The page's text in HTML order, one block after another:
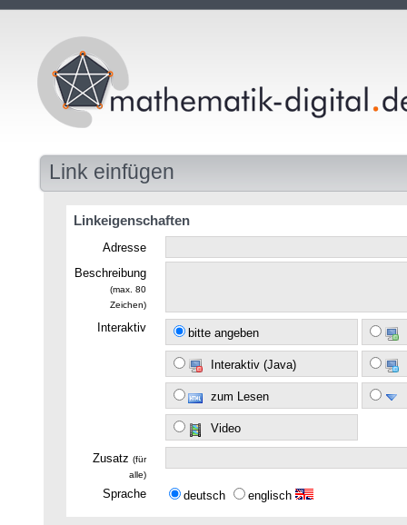
Link einfügen
Linkeigenschaften
Adresse
Beschreibung
(max. 80
Zeichen)
Interaktiv bitte angeben
Interaktiv (Java)
zum Lesen
Video
Zusatz (für
alle)
Sprache deutsch englisch